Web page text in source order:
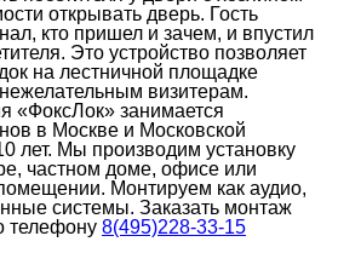
открывать дверь. Гость
кто пришел и зачем, и впустил
Это устройство позволяет
на лестничной площадке
визитерам.
«ФоксЛок» занимается
в Москве и Московской
лет. Мы производим установку
частном доме, офисе или
Монтируем как аудио,
системы. Заказать монтаж
телефону 8(495)228-33-15